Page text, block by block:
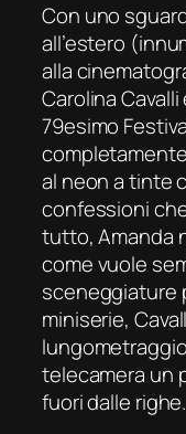
Con uno
all’estero
alla
Carolina
79esimo
al neon a tinte
confessioni
tutto, Amanda
come vuole
sceneggiature
miniserie,
telecamera un
fuori dalle righe.